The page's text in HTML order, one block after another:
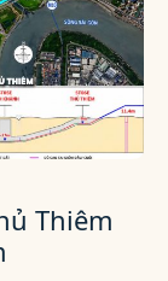
Thiêm